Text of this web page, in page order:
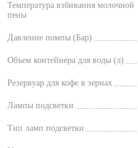
Температура взбивания молочной
пены
Давление помпы (Бар)
Объем контейнера для воды (л)
Резервуар для кофе в зернах
Лампы подсветки
Тип ламп подсветки